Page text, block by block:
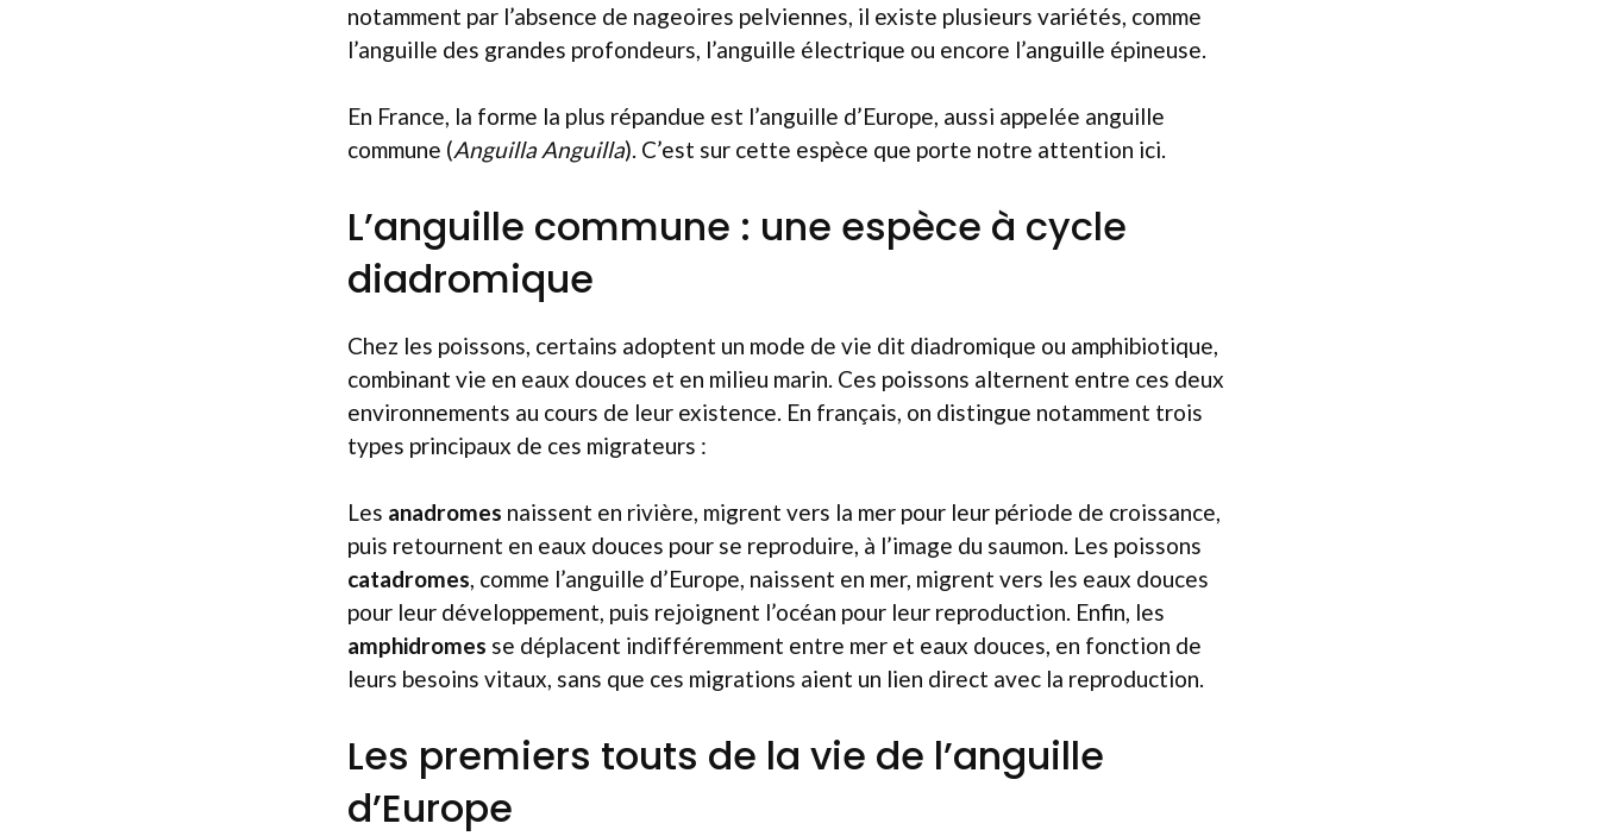
notamment par l’absence de nageoires pelviennes, il existe plusieurs variétés, comme
l’anguille des grandes profondeurs, l’anguille électrique ou encore l’anguille épineuse.
En France, la forme la plus répandue est l’anguille d’Europe, aussi appelée anguille
commune (Anguilla Anguilla). C’est sur cette espèce que porte notre attention ici.
L’anguille commune : une espèce à cycle
diadromique
Chez les poissons, certains adoptent un mode de vie dit diadromique ou amphibiotique,
combinant vie en eaux douces et en milieu marin. Ces poissons alternent entre ces deux
environnements au cours de leur existence. En français, on distingue notamment trois
types principaux de ces migrateurs :
Les anadromes naissent en rivière, migrent vers la mer pour leur période de croissance,
puis retournent en eaux douces pour se reproduire, à l’image du saumon. Les poissons
catadromes, comme l’anguille d’Europe, naissent en mer, migrent vers les eaux douces
pour leur développement, puis rejoignent l’océan pour leur reproduction. Enfin, les
amphidromes se déplacent indifféremment entre mer et eaux douces, en fonction de
leurs besoins vitaux, sans que ces migrations aient un lien direct avec la reproduction.
Les premiers touts de la vie de l’anguille
d’Europe